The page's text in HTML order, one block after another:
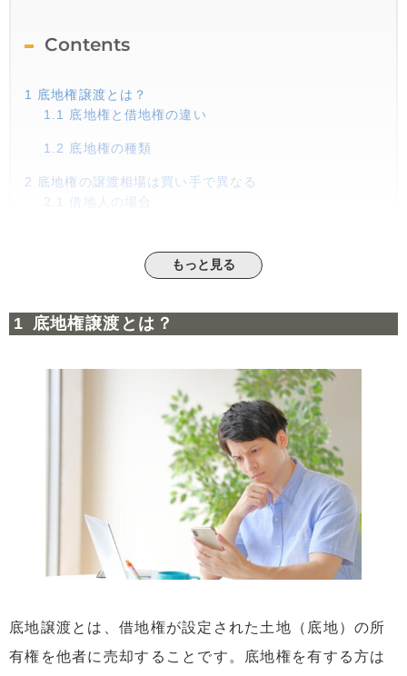
Contents
1
底地権譲渡とは？
1.1
底地権と借地権の違い
1.2 底地権の種類
2 底地権の譲渡相場は買い手で異なる
2.1
借地人の場合
底地権を譲渡するメリット
3.2借地人とのトラブルを回避できる
底地権を譲渡するデメリット
地代収入がなくなる
売却価格が市場相場よりも安い
底地権を譲渡する方法
借地人に譲渡する
他の共有者に譲渡する
借地権を買い取ってから譲渡する
5.5専門の不動産会社に売却する
6底地権を譲渡するときに押さえておきたいポイント
もっと見る
底地権譲渡とは？
底地譲渡とは、借地権が設定された土地（底地）の所
有権を他者に売却することです。底地権を有する方は